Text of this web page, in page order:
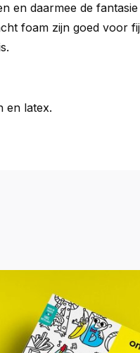
en daarmee de
foam zijn goed voor
en latex.